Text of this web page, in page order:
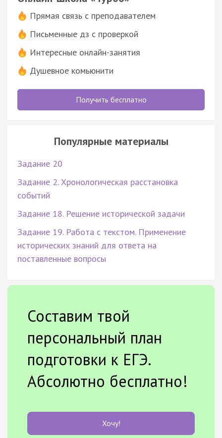
Прямая связь с преподавателем
Письменные дз с проверкой
Интересные онлайн-занятия
Душевное комьюнити
Получить бесплатно
Популярные материалы
Задание 20
Задание 2. Хронологическая расстановка
событий
Задание 18. Решение исторической задачи
Задание 19. Работа с текстом. Применение
исторических знаний для ответа на
поставленные вопросы
Составим твой
персональный план
подготовки к ЕГЭ.
Абсолютно бесплатно!
Хочу!